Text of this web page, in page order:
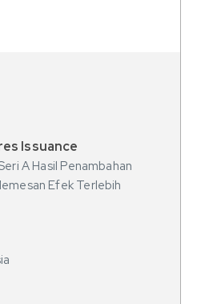
A Hasil Penambahan
Efek Terlebih